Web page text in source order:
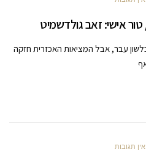
אישי: זאב גולדשמיט
עבר, אבל המציאות האכזרית חזקה
אין תגובות